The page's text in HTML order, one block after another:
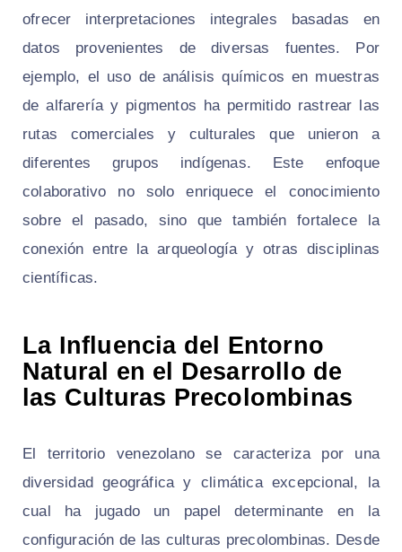
ofrecer interpretaciones integrales basadas en
datos provenientes de diversas fuentes. Por
ejemplo, el uso de análisis químicos en muestras
de alfarería y pigmentos ha permitido rastrear las
rutas comerciales y culturales que unieron a
diferentes grupos indígenas. Este enfoque
colaborativo no solo enriquece el conocimiento
sobre el pasado, sino que también fortalece la
conexión entre la arqueología y otras disciplinas
científicas.
La Influencia del Entorno
Natural en el Desarrollo de
las Culturas Precolombinas
El territorio venezolano se caracteriza por una
diversidad geográfica y climática excepcional, la
cual ha jugado un papel determinante en la
configuración de las culturas precolombinas. Desde